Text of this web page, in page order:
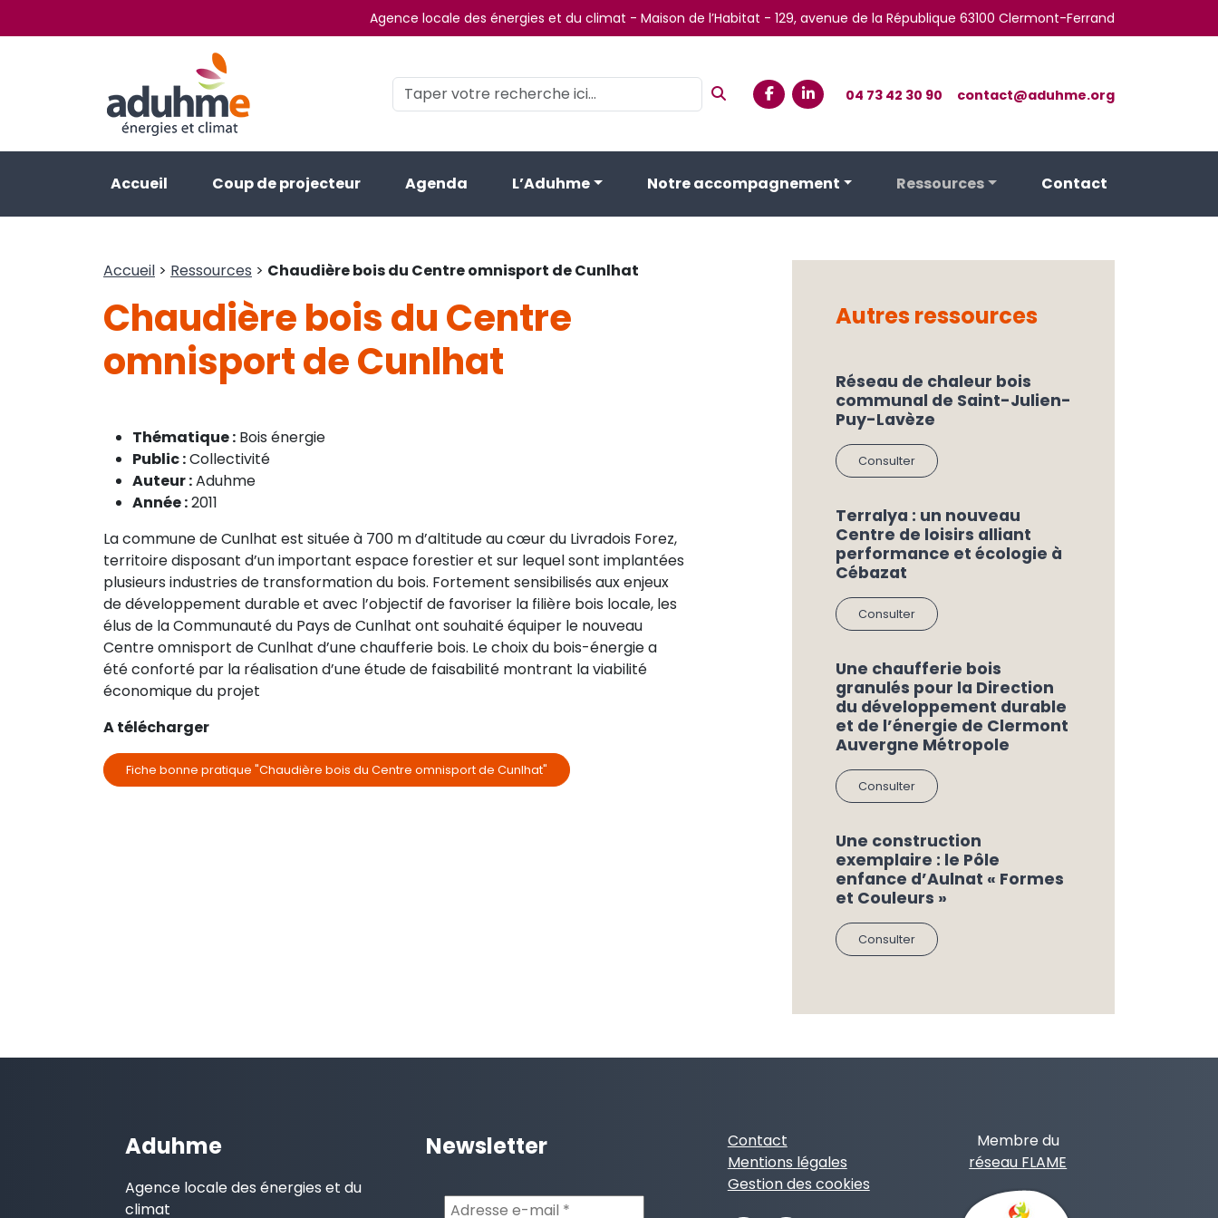
Agence locale des énergies et du climat - Maison de l’Habitat - 129, avenue de la République 63100 Clermont-Ferrand
04 73 42 30 90 contact@aduhme.org
Accueil Coup de projecteur Agenda L’Aduhme Notre accompagnement Ressources Contact
Accueil > Ressources > Chaudière bois du Centre omnisport de Cunlhat
Chaudière bois du Centre
omnisport de Cunlhat
Thématique : Bois énergie
Public :Collectivité
Auteur :Aduhme
Année :2011
La commune de Cunlhat est située à 700 m d’altitude au cœur du Livradois Forez,
territoire disposant d’un important espace forestier et sur lequel sont implantées
plusieurs industries de transformation du bois. Fortement sensibilisés aux enjeux
de développement durable et avec l’objectif de favoriser la filière bois locale, les
élus de la Communauté du Pays de Cunlhat ont souhaité équiper le nouveau
Centre omnisport de Cunlhat d’une chaufferie bois. Le choix du bois-énergie a
été conforté par la réalisation d’une étude de faisabilité montrant la viabilité
économique du projet
A télécharger
Fiche bonne pratique "Chaudière bois du Centre omnisport de Cunlhat"
Autres ressources
Réseau de chaleur bois
communal de Saint-Julien-
Puy-Lavèze
Consulter
Terralya : un nouveau
Centre de loisirs alliant
performance et écologie à
Cébazat
Consulter
Une chaufferie bois
granulés pour la Direction
du développement durable
et de l’énergie de Clermont
Auvergne Métropole
Consulter
Une construction
exemplaire : le Pôle
enfance d’Aulnat « Formes
et Couleurs »
Consulter
Aduhme
Agence locale des énergies et du
climat
Newsletter
Adresse
Contact
Mentions légales
Gestion des cookies
Membre du
réseau FLAME